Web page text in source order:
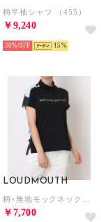
柄半袖シャツ （455）
￥9,240
30% 15
LOUDMOUTH
￥7,700